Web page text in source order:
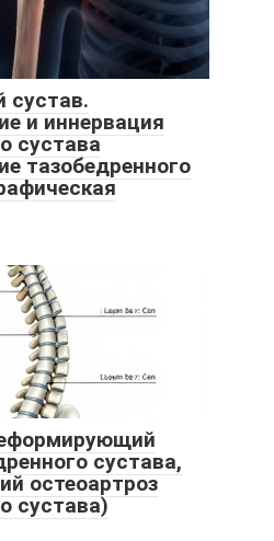
сустав.
и иннервация
сустава
тазобедренного
сустава,
остеоартроз
сустава)